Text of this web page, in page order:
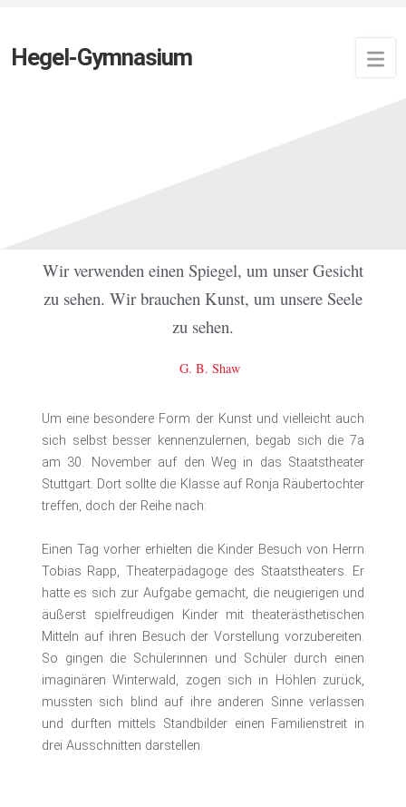
Hegel-Gymnasium
Wir verwenden einen Spiegel, um unser Gesicht
zu sehen. Wir brauchen Kunst, um unsere Seele
zu sehen.
G. B. Shaw
Um eine besondere Form der Kunst und vielleicht auch
sich selbst besser kennenzulernen, begab sich die 7a
am 30. November auf den Weg in das Staatstheater
Stuttgart. Dort sollte die Klasse auf Ronja Räubertochter
treffen, doch der Reihe nach:
Einen Tag vorher erhielten die Kinder Besuch von Herrn
Tobias Rapp, Theaterpädagoge des Staatstheaters. Er
hatte es sich zur Aufgabe gemacht, die neugierigen und
äußerst spielfreudigen Kinder mit theaterästhetischen
Mitteln auf ihren Besuch der Vorstellung vorzubereiten.
So gingen die Schülerinnen und Schüler durch einen
imaginären Winterwald, zogen sich in Höhlen zurück,
mussten sich blind auf ihre anderen Sinne verlassen
und durften mittels Standbilder einen Familienstreit in
drei Ausschnitten darstellen.